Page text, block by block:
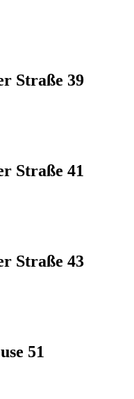
Straße 39
Straße 41
Straße 43
51